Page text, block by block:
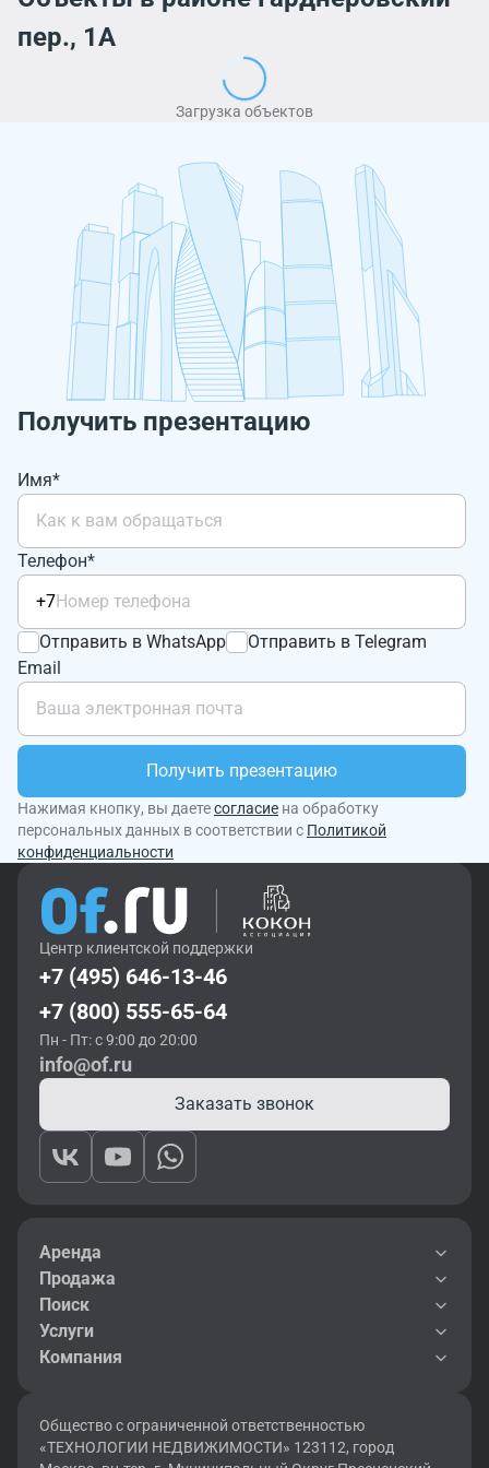
пер., 1А
Загрузка объектов
Получить презентацию
Имя*
Телефон*
+7
Отправить в WhatsApp
Отправить в Telegram
Email
Получить презентацию
Нажимая кнопку, вы даетесогласие на обработку
персональных данных в соответствии с Политикой
конфиденциальности
Центр клиентской поддержки
+7 (495) 646-13-46
+7 (800) 555-65-64
Пн - Пт: с 9:00 до 20:00
info@of.ru
Заказать звонок
Аренда
Продажа
Поиск
Услуги
Компания
Общество с ограниченной ответственностью
«ТЕХНОЛОГИИ НЕДВИЖИМОСТИ» 123112, город